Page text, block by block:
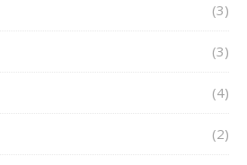
(3)
(3)
(4)
(2)